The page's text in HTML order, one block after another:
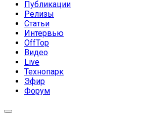
Публикации
Релизы
Статьи
Интервью
OffTop
Видео
Live
Технопарк
Эфир
Форум